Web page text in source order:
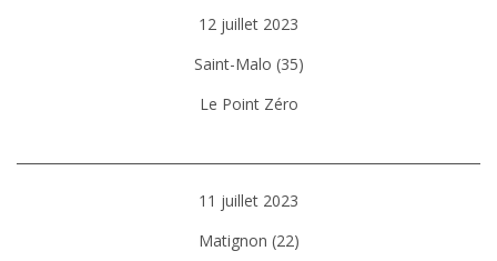
12 juillet 2023
Saint-Malo (35)
Le Point Zéro
11 juillet 2023
Matignon (22)